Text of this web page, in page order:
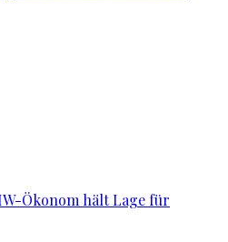
Ökonom hält Lage für